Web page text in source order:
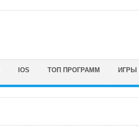
IOS ТОП ПРОГРАММ ИГРЫ